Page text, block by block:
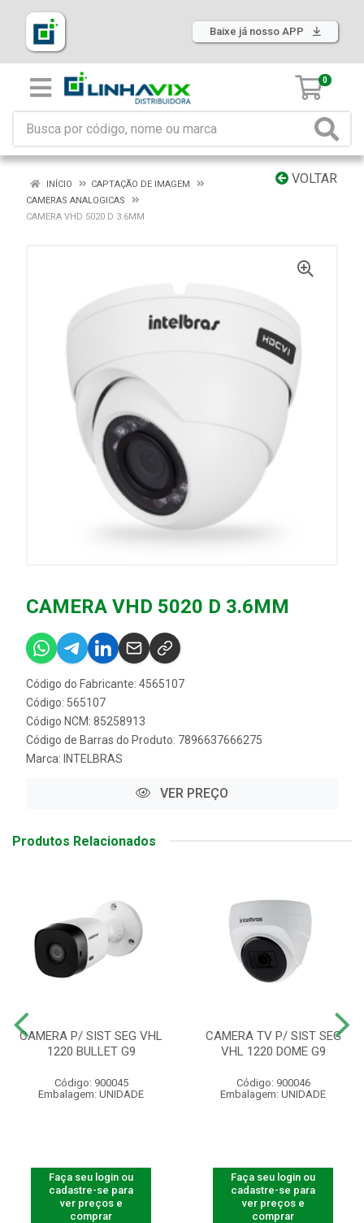
Baixe já nosso APP
0
VOLTAR
INÍCIO
CAPTAÇÃO DE IMAGEM
CAMERAS ANALOGICAS
CAMERA VHD 5020 D 3.6MM
CAMERA VHD 5020 D 3.6MM
Código do Fabricante: 4565107
Código: 565107
Código NCM: 85258913
Código de Barras do Produto: 7896637666275
Marca: INTELBRAS
VER PREÇO
Produtos Relacionados
CAMERA P/ SIST SEG VHL
1220 BULLET G9
Código: 900045
Embalagem: UNIDADE
Faça seu login ou
cadastre-se para
ver preços e
comprar
CAMERA TV P/ SIST SEG
VHL 1220 DOME G9
Código: 900046
Embalagem: UNIDADE
Faça seu login ou
cadastre-se para
ver preços e
comprar